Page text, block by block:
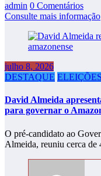
admin 0 Comentários
Consulte mais informação
julho 8, 2026
DESTAQUE
David Almeida
para governar o
O pré-candidato ao
Almeida, reuniu cerca